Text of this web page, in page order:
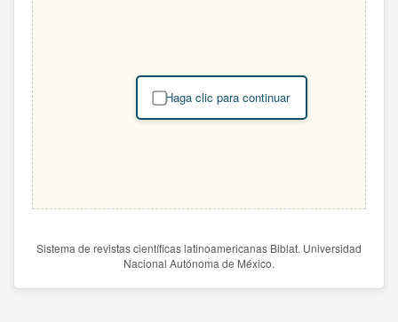
Haga clic para continuar
Sistema de revistas científicas latinoamericanas Biblat. Universidad
Nacional Autónoma de México.